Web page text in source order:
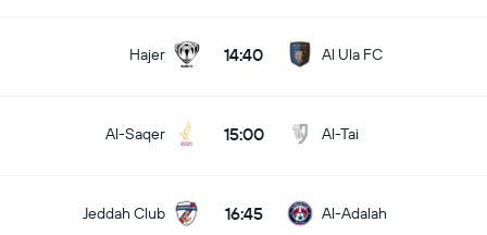
Hajer 14:40 Al Ula FC
Al-Saqer 15:00 Al-Tai
Jeddah Club 16:45 Al-Adalah